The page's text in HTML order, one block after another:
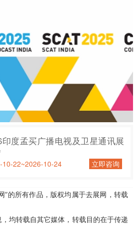
印度孟买广播电视及卫星通讯展
10-22~2026-10-24 立即咨询
”的所有作品，版权均属于去展网，转载
均转载自其它媒体，转载目的在于传递